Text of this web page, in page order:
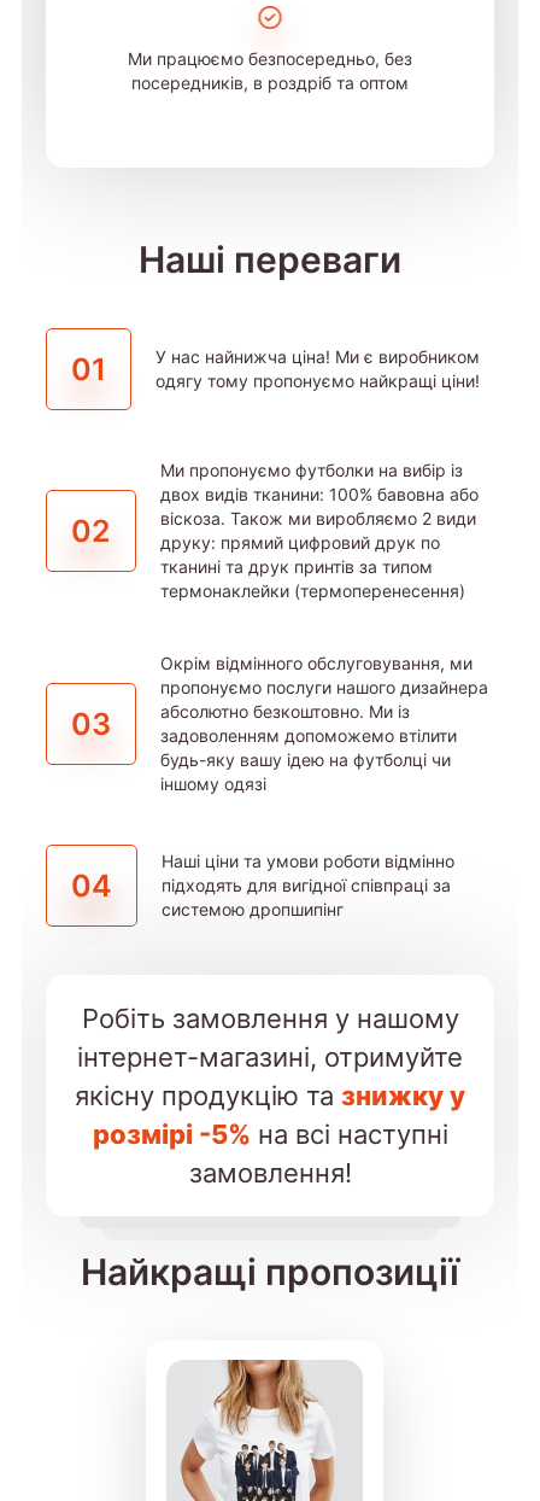
Ми працюємо безпосередньо, без
посередників, в роздріб та оптом
Наші переваги
01
У нас найнижча ціна! Ми є виробником
одягу тому пропонуємо найкращі ціни!
02
Ми пропонуємо футболки на вибір із
двох видів тканини: 100% бавовна або
віскоза. Також ми виробляємо 2 види
друку: прямий цифровий друк по
тканині та друк принтів за типом
термонаклейки (термоперенесення)
03
Окрім відмінного обслуговування, ми
пропонуємо послуги нашого дизайнера
абсолютно безкоштовно. Ми із
задоволенням допоможемо втілити
будь-яку вашу ідею на футболці чи
іншому одязі
04
Наші ціни та умови роботи відмінно
підходять для вигідної співпраці за
системою дропшипінг
Робіть замовлення у нашому
інтернет-магазині, отримуйте
якісну продукцію та знижку у
розмірі -5% на всі наступні
замовлення!
Найкращі пропозиції